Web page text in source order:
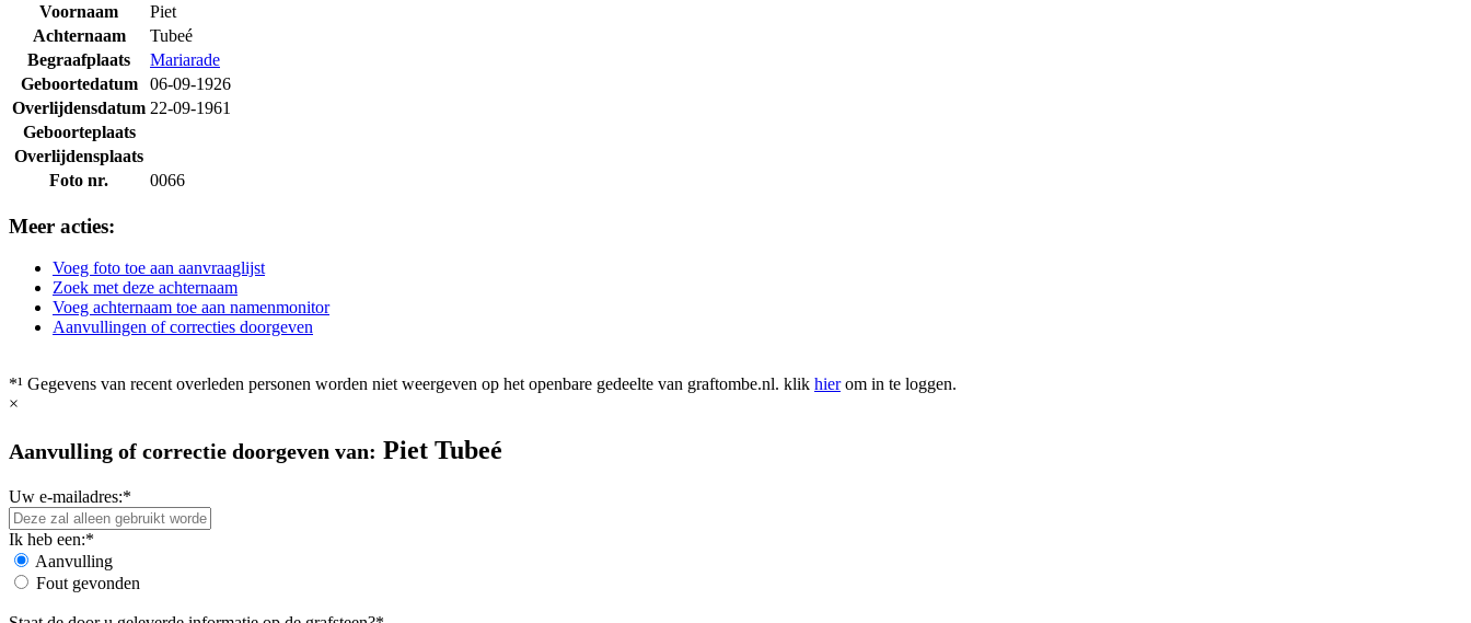
Voornaam
Piet
Achternaam
Tubeé
Begraafplaats
Mariarade
Geboortedatum
06-09-1926
Overlijdensdatum 22-09-1961
Geboorteplaats
Overlijdensplaats
Foto nr.
0066
Meer acties:
Voeg foto toe aan aanvraaglijst
Zoek met deze achternaam
Voeg achternaam toe aan namenmonitor
Aanvullingen of correcties doorgeven
*¹ Gegevens van recent overleden personen worden niet weergeven op het openbare gedeelte van graftombe.nl. klik hierom in te loggen.
×
Aanvulling of correctie doorgeven van: Piet Tubeé
Uw e-mailadres:*
Ik heb een:*
Aanvulling
Fout gevonden